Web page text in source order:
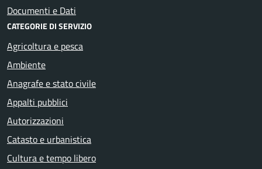
Documenti e Dati
CATEGORIE DI SERVIZIO
Agricoltura e pesca
Ambiente
Anagrafe e stato civile
Appalti pubblici
Autorizzazioni
Catasto e urbanistica
Cultura e tempo libero